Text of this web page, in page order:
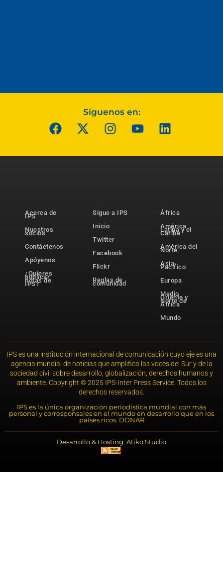
Síguenos en:
Acerca de
IPS
Nuestros
socios
Contáctenos
Apóyenos
¿Quieres
publicar
notas de
IPS?
Sigue a IPS
Inicio
Twitter
Facebook
Flickr
Reglas de
comunidad
África
América
Latina y el
Caribe
América del
Norte
Asia-
Pacífico
Europa
Medio
Oriente y
Norte de
África
Mundo
IPS es una institución internacional de comunicación cuyo eje es una
agencia mundial de noticias que amplifica las voces del Sur y de la
sociedad civil sobre desarrollo, globalización, derechos humanos y
ambiente. Copyright © 2025 IPS-Inter Press Service. Todos los
derechos reservados.
IPS es la única organización periodística mundial con más
personal y corresponsales en el mundo en desarrollo que en los
países ricos. DONAR
Desarrollo & Hosting: Atiko.Studio